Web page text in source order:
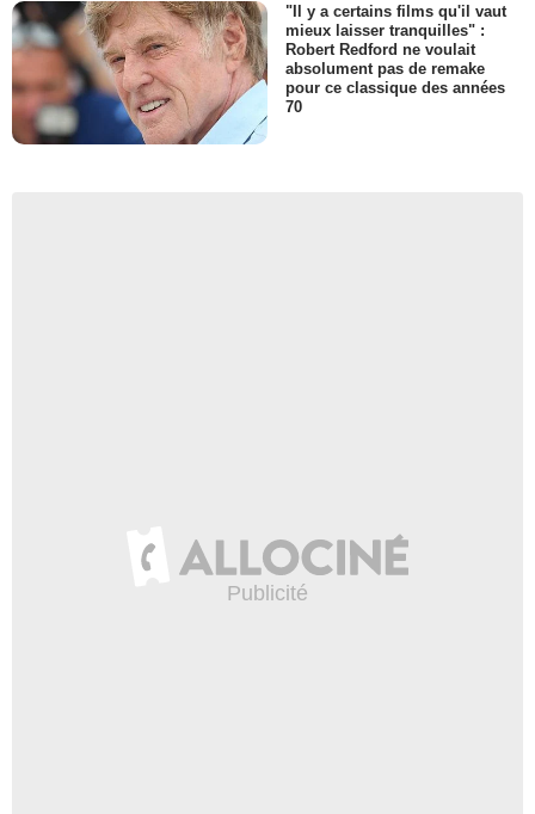
"Il y a certains films qu'il vaut
mieux laisser tranquilles" :
Robert Redford ne voulait
absolument pas de remake
pour ce classique des années
70